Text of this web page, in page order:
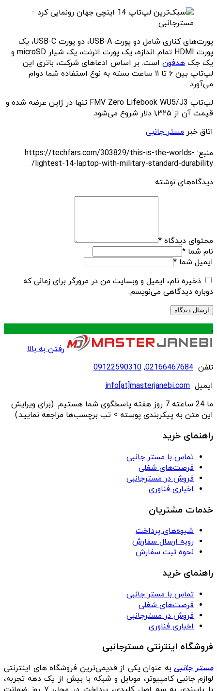
پورت‌های کناری شامل دو پورت USB-A، دو پورت USB-C، یک
پورت HDMI تمام اندازه، یک پورت اترنت، یک شیار microSD و
یک جک هدفون است. بر اساس ادعاهای شرکت، باتری این
لپ‌تاپ بین ۶ تا ۱۱ ساعت بسته به نوع استفاده شما دوام
می‌آورد.
لپ‌تاپ FMV Zero Lifebook WU5/J3 تنها در ژاپن عرضه شده و
قیمت آن از ۱,۳۲۵ دلار شروع می‌شود.
اتاق خبر مستر جانبی
منبع: https://techfars.com/303829/this-is-the-worlds-
lightest-14-laptop-with-military-standard-durability/
دیدگاه‌های نوشته
محتوای دیدگاه *
نام شما *
ایمیل شما *
ذخیره نام، ایمیل و وبسایت من در مرورگر برای زمانی که
دوباره دیدگاهی می‌نویسم.
.
رفتن به بالا
تلفن 02166467684
,
09122590310
ایمیل info[at]masterjanebi.com
ما 24 ساعته 7 روز هفته پاسخگوی شما هستیم. (برای ویرایش
این متن به پیکربندی پوسته > تب برچسب‌ها مراجعه نمایید.)
راهنمای خرید
تماس با مستر جانبی
فرصت‌های شغلی
فروش در مسترجانبی
اخباری فناوری
خدمات مشتریان
شیوه‌های پرداخت
رویه ارسال سفارش
نحوه ثبت سفارش
راهنمای خرید
تماس با مستر جانبی
فرصت‌های شغلی
فروش در مسترجانبی
اخباری فناوری
فروشگاه اینترنتی مسترجانبی
مستر جانبیبه عنوان یکی از قدیمی‌ترین فروشگاه های اینترنتی
لوازم جانبی کامپیوتر، موبایل و شبکه با بیش از یک دهه تجربه،